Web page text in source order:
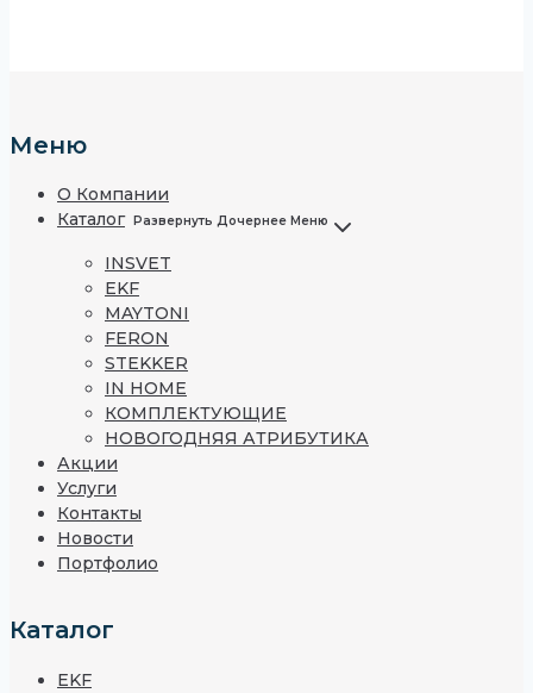
Меню
О Компании
Каталог
Развернуть Дочернее Меню
INSVET
EKF
MAYTONI
FERON
STEKKER
IN HOME
КОМПЛЕКТУЮЩИЕ
НОВОГОДНЯЯ АТРИБУТИКА
Акции
Услуги
Контакты
Новости
Портфолио
Каталог
EKF